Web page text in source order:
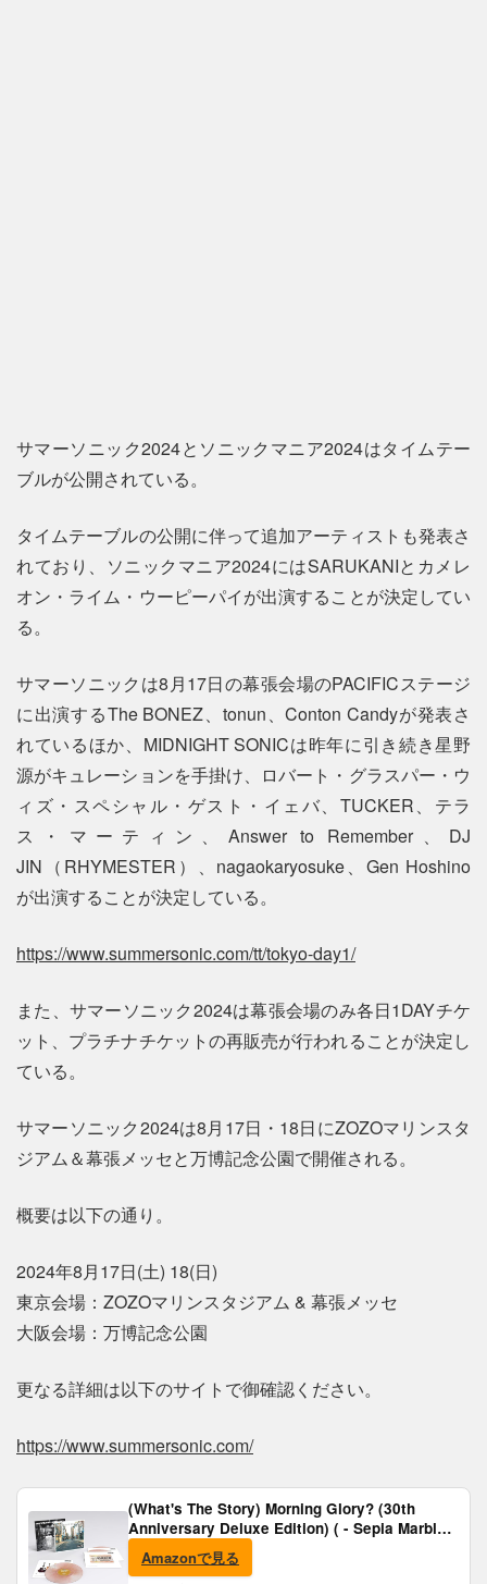
サマーソニック2024とソニックマニア2024はタイムテー
ブルが公開されている。
タイムテーブルの公開に伴って追加アーティストも発表さ
れており、ソニックマニア2024にはSARUKANIとカメレ
オン・ライム・ウーピーパイが出演することが決定してい
る。
サマーソニックは8月17日の幕張会場のPACIFICステージ
に出演するThe BONEZ、tonun、Conton Candyが発表さ
れているほか、MIDNIGHT SONICは昨年に引き続き星野
源がキュレーションを手掛け、ロバート・グラスパー・ウ
ィズ・スペシャル・ゲスト・イェバ、TUCKER、テラ
ス・マーティン、Answer to Remember、DJ
JIN（RHYMESTER）、nagaokaryosuke、Gen Hoshino
が出演することが決定している。
https://www.summersonic.com/tt/tokyo-day1/
また、サマーソニック2024は幕張会場のみ各日1DAYチケ
ット、プラチナチケットの再販売が行われることが決定し
ている。
サマーソニック2024は8月17日・18日にZOZOマリンスタ
ジアム＆幕張メッセと万博記念公園で開催される。
概要は以下の通り。
2024年8月17日(土) 18(日)
東京会場：ZOZOマリンスタジアム & 幕張メッセ
大阪会場：万博記念公園
更なる詳細は以下のサイトで御確認ください。
https://www.summersonic.com/
(What's The Story) Morning Glory? (30th
Anniversary Deluxe Edition) ( - Sepia Marble
Vinyl) [Analog]
Amazonで見る